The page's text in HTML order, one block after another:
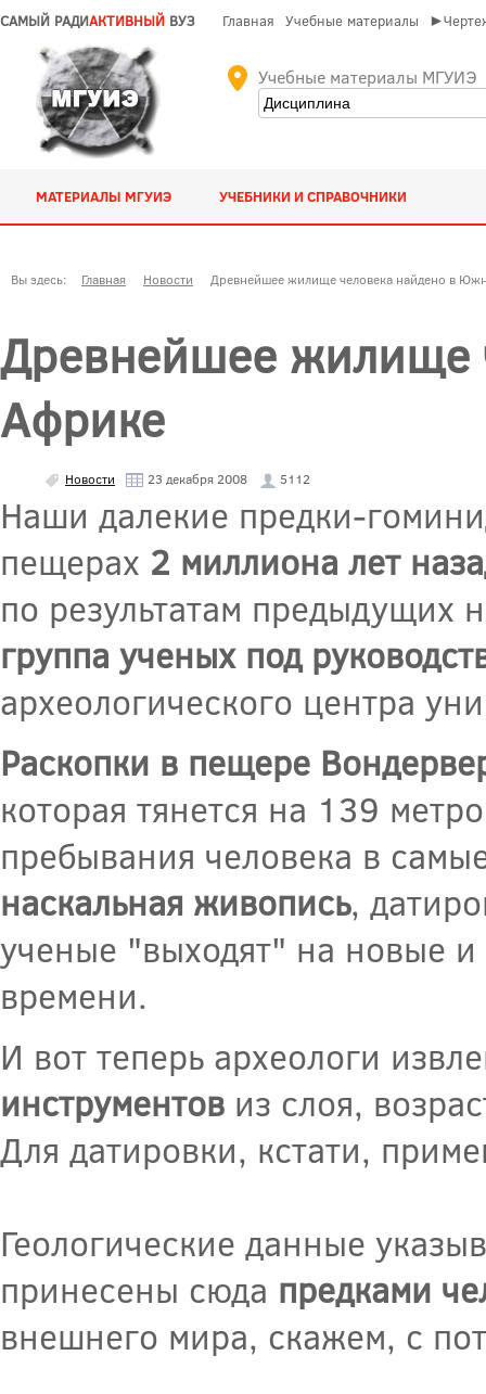
САМЫЙ РАДИАКТИВНЫЙ ВУЗ Главная Учебные материалы
Учебные материалы МГУИЭ
МАТЕРИАЛЫ МГУИЭ УЧЕБНИКИ И СПРАВОЧНИКИ
Вы здесь: Главная Новости Древнейшее жилище человека найдено в
Древнейшее жилище
Африке
Новости 23 декабря 2008 5112
Наши далекие предки-
пещерах 2 миллиона лет
по результатам предыдущих
группа ученых под
археологического центра
Раскопки в пещере
которая тянется на 139
пребывания человека в
наскальная живопись,
ученые "выходят" на новые и
времени.
И вот теперь археологи
инструментов из слоя,
Для датировки, кстати,
Геологические данные
принесены сюда предками
внешнего мира, скажем, с